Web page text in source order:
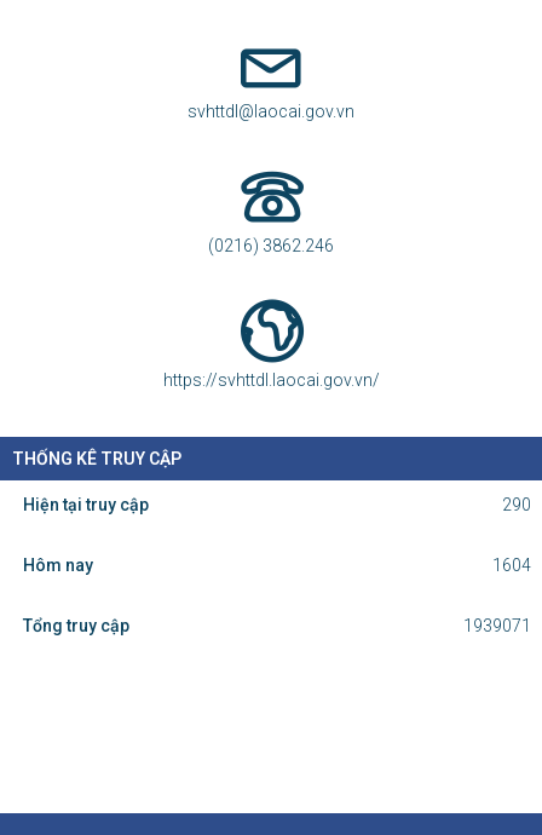
svhttdl@laocai.gov.vn
(0216) 3862.246
https://svhttdl.laocai.gov.vn/
THỐNG KÊ TRUY CẬP
Hiện tại truy cập 290
Hôm nay 1604
Tổng truy cập 1939071